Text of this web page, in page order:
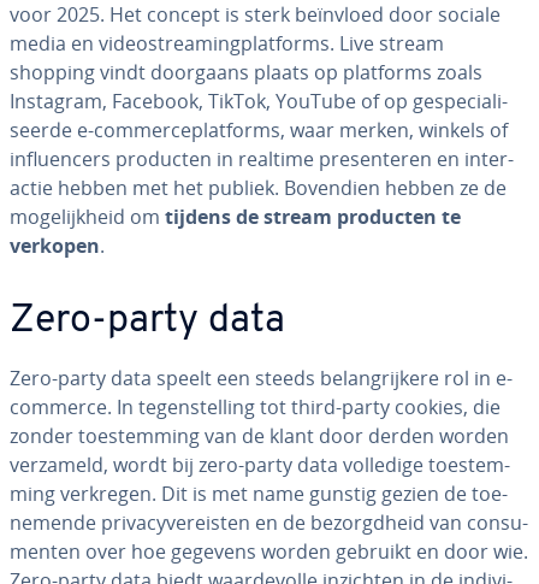
voor 2025. Het concept is sterk beïnvloed door sociale
media en vi­deo­st­rea­ming­plat­forms. Live stream
shopping vindt doorgaans plaats op platforms zoals
Instagram, Facebook, TikTok, YouTube of op ge­spe­ci­a­li­
seer­de e-com­mer­ce­plat­forms, waar merken, winkels of
in­flu­en­cers producten in realtime pre­sen­te­ren en in­ter­
ac­tie hebben met het publiek. Bovendien hebben ze de
mo­ge­lijk­heid om tijdens de stream producten te
verkopen.
Zero-party data
Zero-party data speelt een steeds be­lang­rij­ke­re rol in e-
commerce. In te­gen­stel­ling tot third-party cookies, die
zonder toe­stem­ming van de klant door derden worden
verzameld, wordt bij zero-party data volledige toe­stem­
ming verkregen. Dit is met name gunstig gezien de toe­
ne­men­de pri­va­cy­ve­r­eis­ten en de be­zorgd­heid van con­su­
men­ten over hoe gegevens worden gebruikt en door wie.